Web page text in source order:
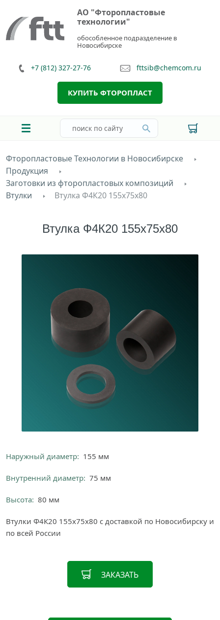
АО "Фторопластовые
технологии"
обособленное подразделение в
Новосибирске
+7 (812) 327-27-76 fttsib@chemcom.ru
КУПИТЬ ФТОРОПЛАСТ
Фторопластовые Технологии в Новосибирске
Продукция
Заготовки из фторопластовых композиций
Втулки
Втулка Ф4К20 155х75х80
Втулка Ф4К20 155х75х80
Наружный диаметр: 155 мм
Внутренний диаметр: 75 мм
Высота: 80 мм
Втулки Ф4К20 155х75х80 с доставкой по Новосибирску и
по всей России
ЗАКАЗАТЬ